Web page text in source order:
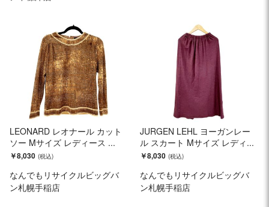
LEONARD レオナール カット
ソー Mサイズ レディース ...
￥8,030
なんでもリサイクルビッグバ
ン札幌手稲店
JURGEN LEHL ヨーガンレー
ル スカート Mサイズ レディ...
￥8,030
なんでもリサイクルビッグバ
ン札幌手稲店